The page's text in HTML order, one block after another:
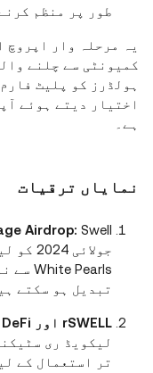
طور پر منظم
کمیونٹی سے چلنے
ہولڈرز کو پلیٹ
اختیار دیتے ہوئے
ہے۔
نمایاں ترقیات
Airdrop:
تبدیل ہو سکتے
rSWELL اور DeFi انٹیگریشن:
تر استعمال کے